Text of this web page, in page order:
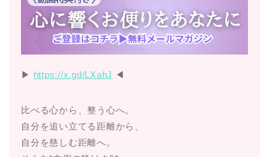
▶︎ https://x.gd/LXahJ ◀︎
比べる心から、整う心へ。
自分を追い立てる距離から、
自分を慈しむ距離へ。